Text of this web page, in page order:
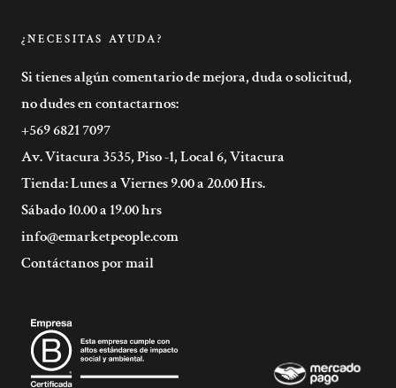
¿NECESITAS AYUDA?
Si tienes algún comentario de mejora, duda o solicitud,
no dudes en contactarnos:
+569 6821 7097
Av. Vitacura 3535, Piso -1, Local 6, Vitacura
Tienda: Lunes a Viernes 9.00 a 20.00 Hrs.
Sábado 10.00 a 19.00 hrs
info@emarketpeople.com
Contáctanos por mail